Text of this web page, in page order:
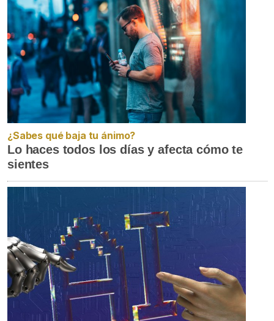
¿Sabes qué baja tu ánimo?
Lo haces todos los días y afecta cómo te
sientes